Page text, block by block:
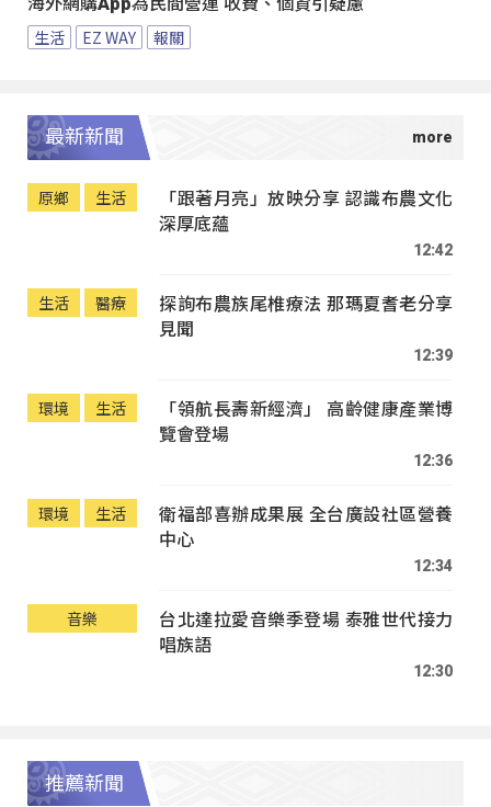
生活 EZ WAY 報關
最新新聞
原鄉 生活
「跟著月亮」放映分享 認識布農文化
深厚底蘊
12:42
生活 醫療
探詢布農族尾椎療法 那瑪夏耆老分享
見聞
12:39
環境 生活
「領航長壽新經濟」 高齡健康產業博
覽會登場
12:36
環境 生活
衛福部喜辦成果展 全台廣設社區營養
中心
12:34
音樂
台北達拉愛音樂季登場 泰雅世代接力
唱族語
12:30
推薦新聞